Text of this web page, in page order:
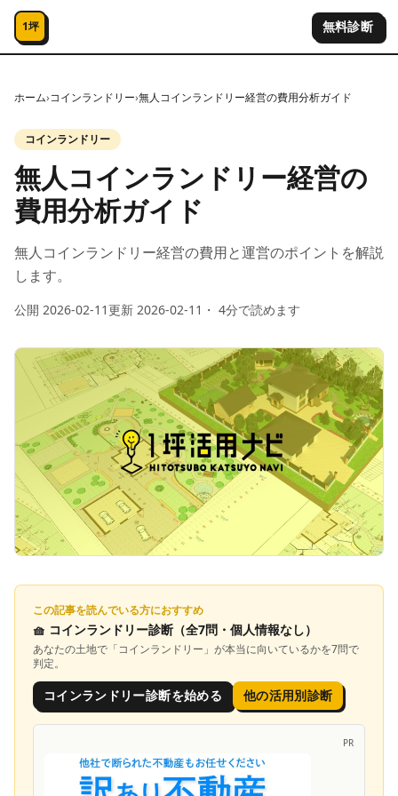
コンテンツへスキップ
1坪 無料診断
ホーム›コインランドリー›無人コインランドリー経営の費用分析ガイド
コインランドリー
無人コインランドリー経営の
費用分析ガイド
無人コインランドリー経営の費用と運営のポイントを解説
します。
公開 2026-02-11更新 2026-02-11 ・ 4分で読めます
この記事を読んでいる方におすすめ
🧺 コインランドリー診断 （全7問・個人情報なし）
あなたの土地で「コインランドリー 」が本当に向いているかを7問で
判定。
コインランドリー診断を始める 他の活用別診断
PR